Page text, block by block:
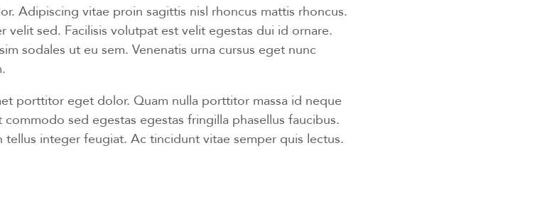
Adipiscing vitae proin sagittis nisl rhoncus mattis rhoncus.
velit sed. Facilisis volutpat est velit egestas dui id ornare.
sodales ut eu sem. Venenatis urna cursus eget nunc
porttitor eget dolor. Quam nulla porttitor massa id neque
sed egestas egestas fringilla phasellus faucibus.
tellus integer feugiat. Ac tincidunt vitae semper quis lectus.